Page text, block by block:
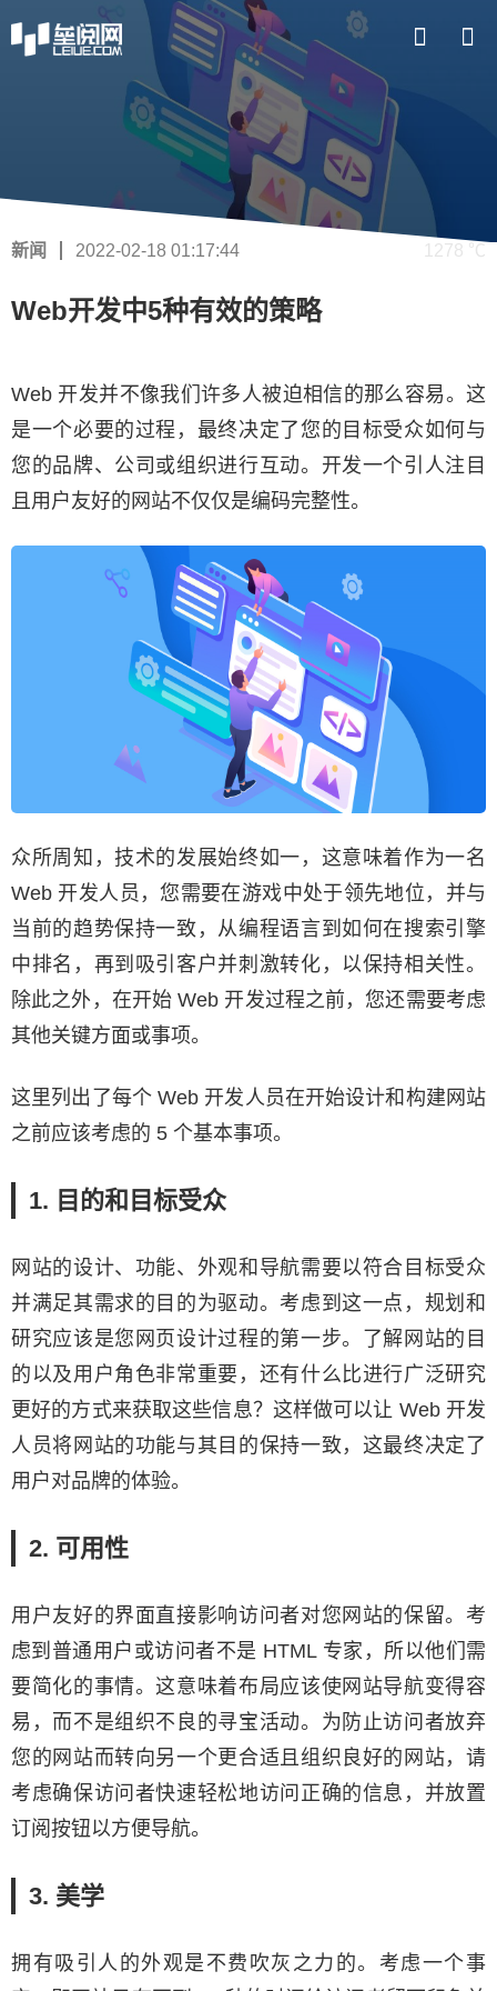
新闻 2022-02-18 01:17:44 1278 ℃
Web开发中5种有效的策略
Web 开发并不像我们许多人被迫相信的那么容易。这
是一个必要的过程，最终决定了您的目标受众如何与
您的品牌、公司或组织进行互动。开发一个引人注目
且用户友好的网站不仅仅是编码完整性。
众所周知，技术的发展始终如一，这意味着作为一名
Web 开发人员，您需要在游戏中处于领先地位，并与
当前的趋势保持一致，从编程语言到如何在搜索引擎
中排名，再到吸引客户并刺激转化，以保持相关性。
除此之外，在开始 Web 开发过程之前，您还需要考虑
其他关键方面或事项。
这里列出了每个 Web 开发人员在开始设计和构建网站
之前应该考虑的 5 个基本事项。
1. 目的和目标受众
网站的设计、功能、外观和导航需要以符合目标受众
并满足其需求的目的为驱动。考虑到这一点，规划和
研究应该是您网页设计过程的第一步。了解网站的目
的以及用户角色非常重要，还有什么比进行广泛研究
更好的方式来获取这些信息？这样做可以让 Web 开发
人员将网站的功能与其目的保持一致，这最终决定了
用户对品牌的体验。
2. 可用性
用户友好的界面直接影响访问者对您网站的保留。考
虑到普通用户或访问者不是 HTML 专家，所以他们需
要简化的事情。这意味着布局应该使网站导航变得容
易，而不是组织不良的寻宝活动。为防止访问者放弃
您的网站而转向另一个更合适且组织良好的网站，请
考虑确保访问者快速轻松地访问正确的信息，并放置
订阅按钮以方便导航。
3. 美学
拥有吸引人的外观是不费吹灰之力的。考虑一个事